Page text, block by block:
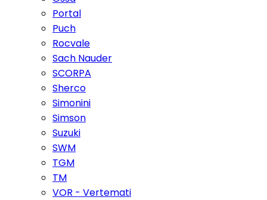
Portal
Puch
Rocvale
Sach Nauder
SCORPA
Sherco
Simonini
Simson
Suzuki
SWM
TGM
TM
VOR - Vertemati